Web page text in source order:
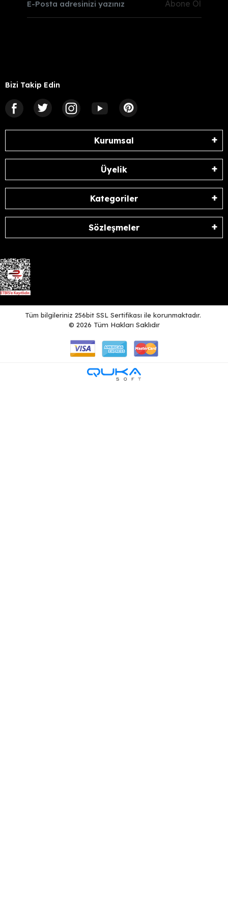
Abone Ol
Bizi Takip Edin
Kurumsal
Üyelik
Kategoriler
Sözleşmeler
Tüm bilgileriniz 256bit SSL Sertifikası ile korunmaktadır.
© 2026 Tüm Hakları Saklıdır